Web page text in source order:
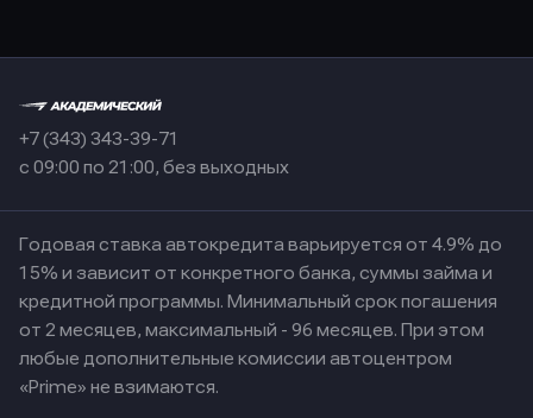
+7 (343) 343-39-71
с 09:00 по 21:00, без выходных
Годовая ставка автокредита варьируется от 4.9% до
15% и зависит от конкретного банка, суммы займа и
кредитной программы. Минимальный срок погашения
от 2 месяцев, максимальный - 96 месяцев. При этом
любые дополнительные комиссии автоцентром
«Prime» не взимаются.